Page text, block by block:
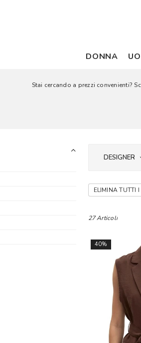
DONNA
Stai cercando a prezzi convenienti?
DESIGNER
ELIMINA TUTTI I
27 Articoli
40%